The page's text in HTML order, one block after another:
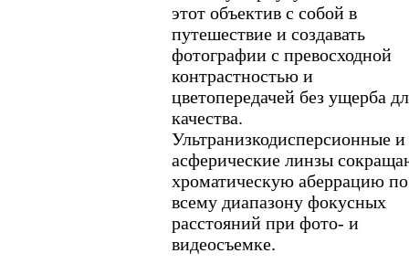
этот объектив с собой в
путешествие и создавать
фотографии с превосходной
контрастностью и
цветопередачей без ущерба
качества.
Ультранизкодисперсионные и
асферические линзы
хроматическую аберрацию по
всему диапазону фокусных
расстояний при фото- и
видеосъемке.